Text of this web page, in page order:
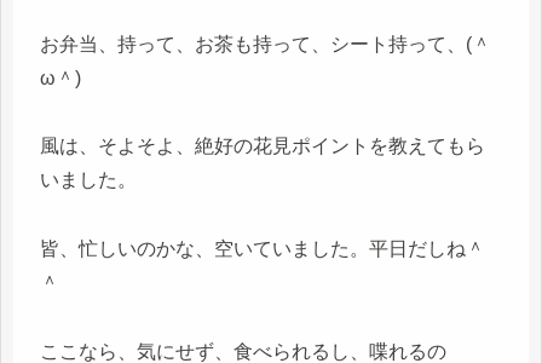
お弁当、持って、お茶も持って、シート持って、(＾
ω＾)
風は、そよそよ、絶好の花見ポイントを教えてもら
いました。
皆、忙しいのかな、空いていました。平日だしね＾
＾
ここなら、気にせず、食べられるし、喋れるの